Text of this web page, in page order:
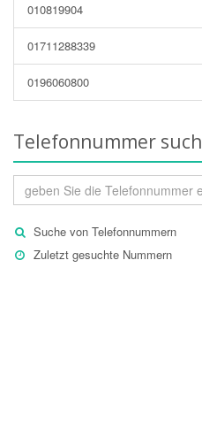
010819904
01711288339
0196060800
Telefonnummer
Suche von Telefonnummern
Zuletzt gesuchte Nummern